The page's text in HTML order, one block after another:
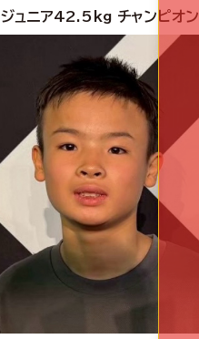
ジュニア42.5kg チャンピオン